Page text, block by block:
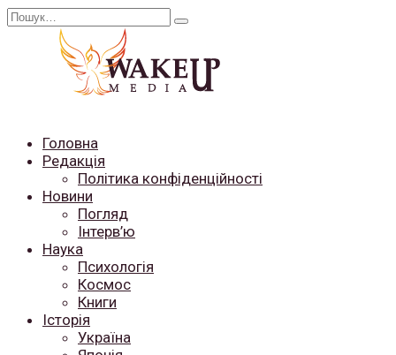
Перейти
Search
Головна
Редакція
Політика конфіденційності
Новини
Погляд
Інтерв’ю
Наука
Психологія
Космос
Книги
Історія
Україна